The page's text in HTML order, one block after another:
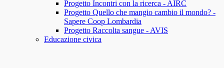
Progetto Incontri con la ricerca - AIRC
Progetto Quello che mangio cambio il mondo? -
Sapere Coop Lombardia
Progetto Raccolta sangue - AVIS
Educazione civica